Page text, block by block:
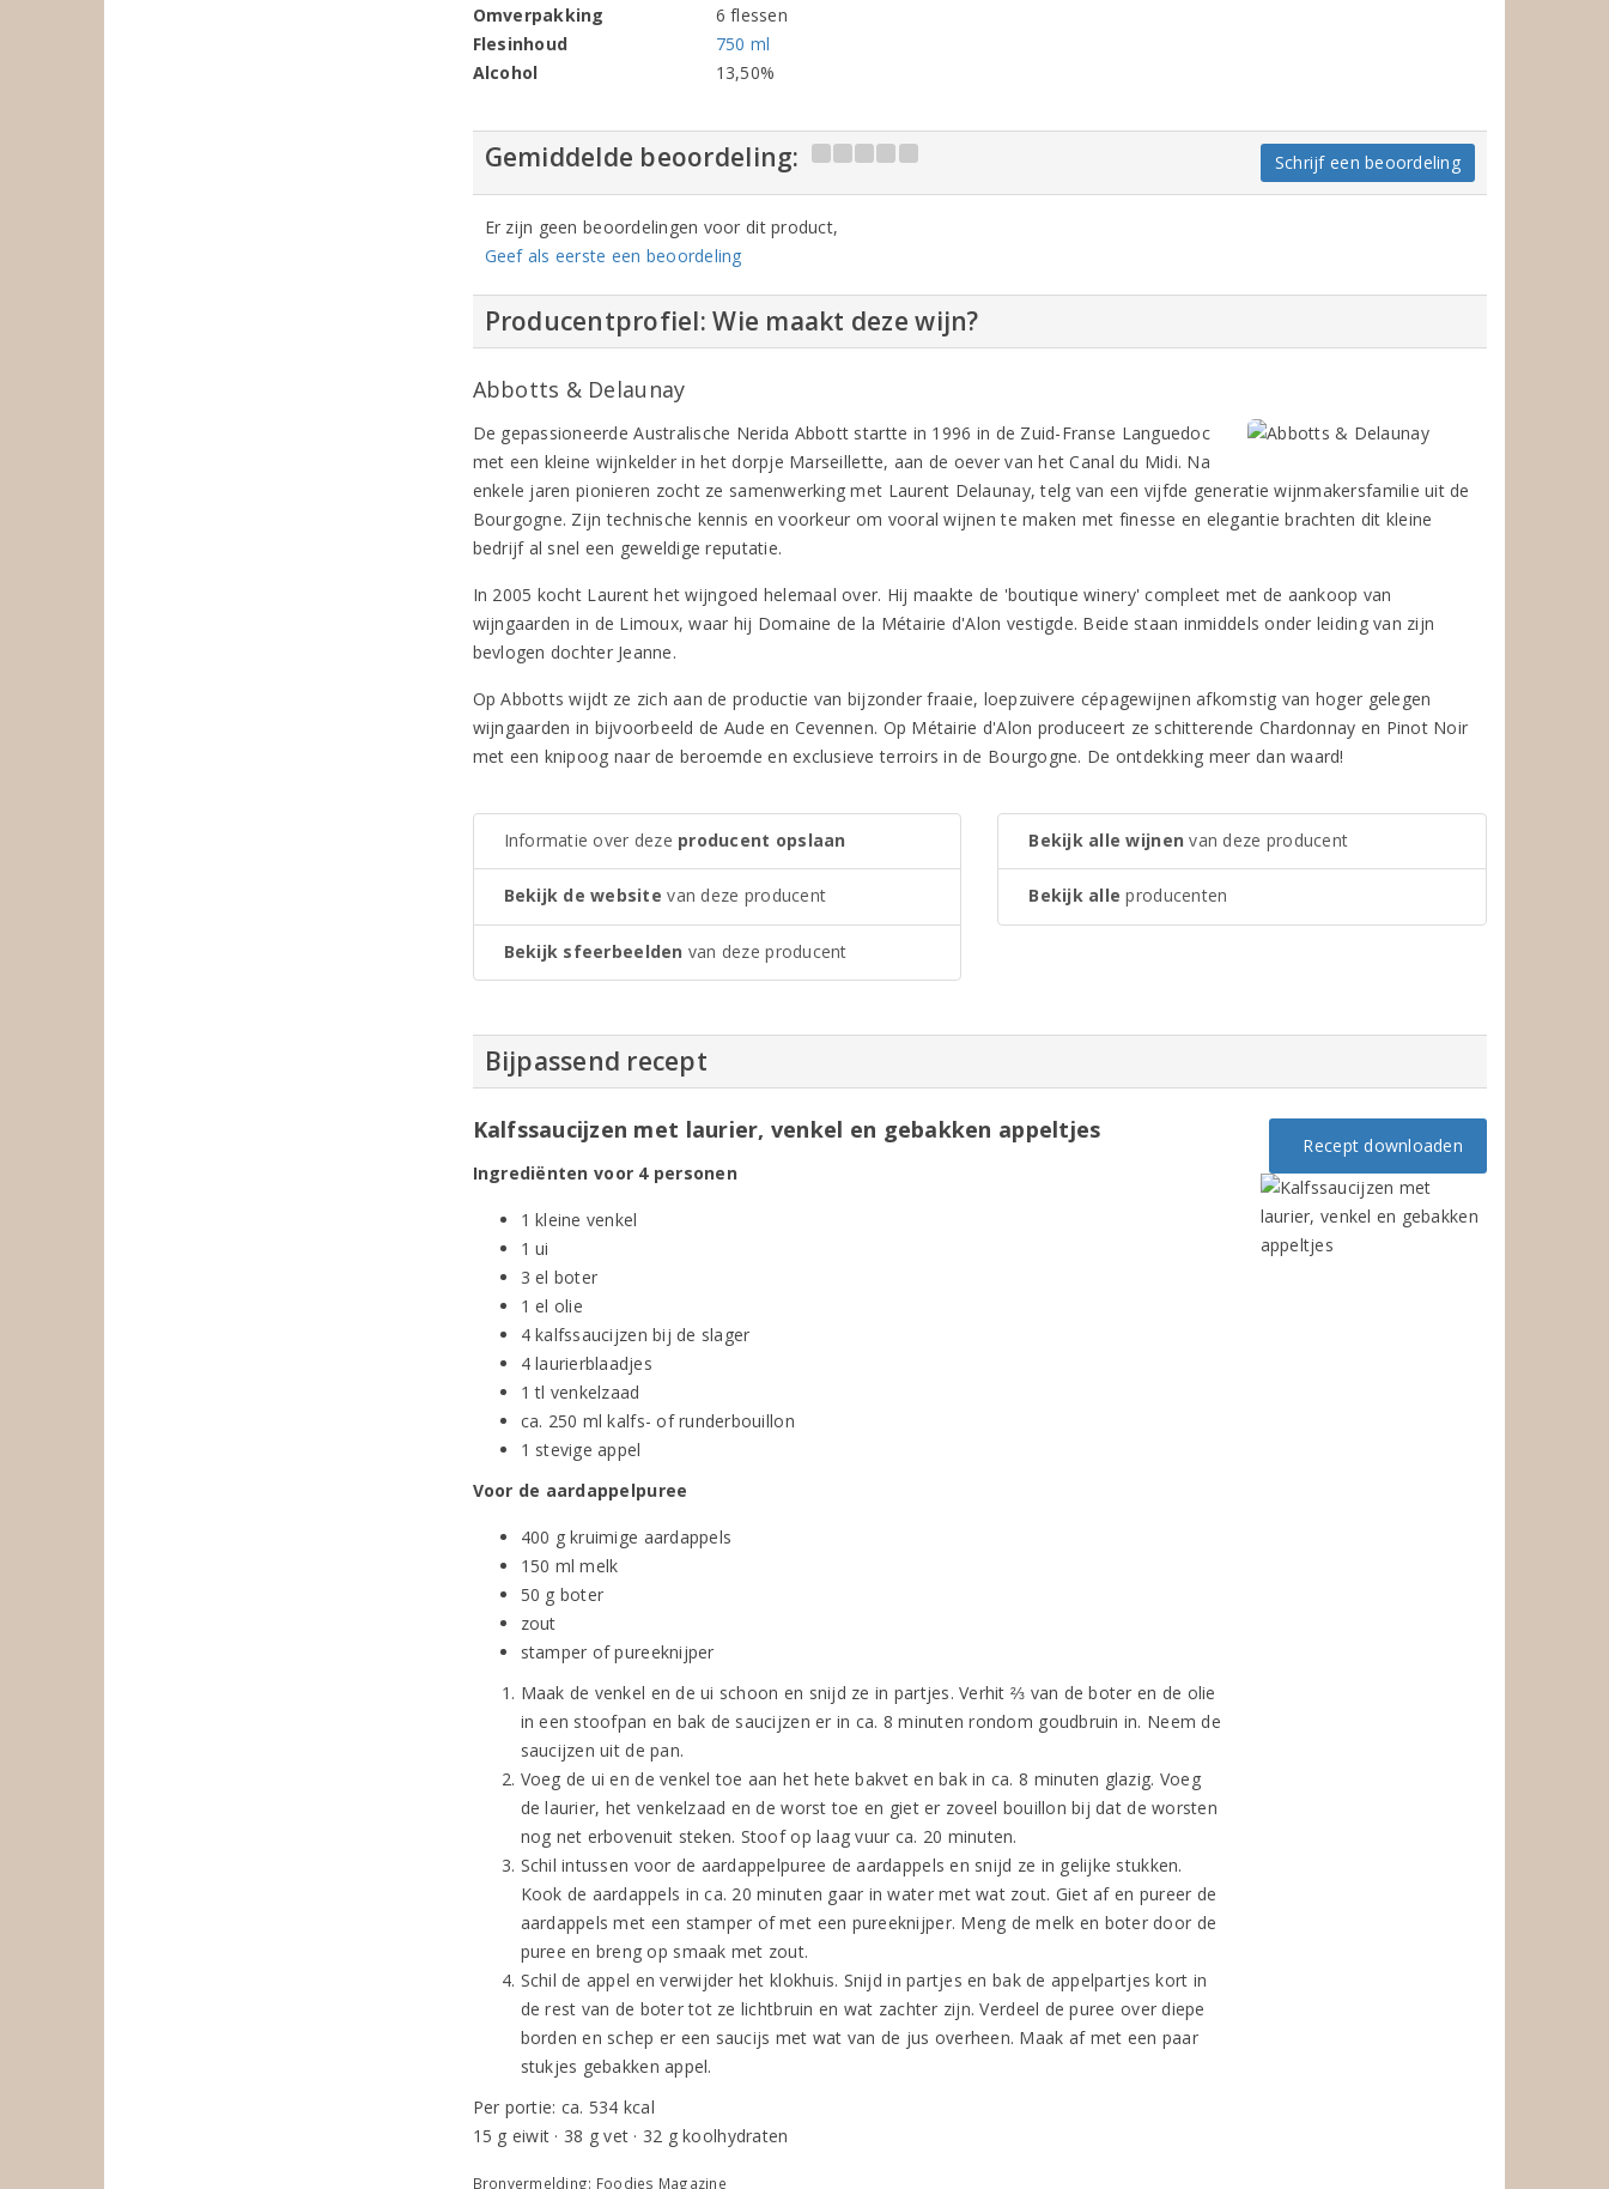
Omverpakking
6 flessen
Flesinhoud
750 ml
Alcohol
13,50%
Gemiddelde beoordeling: Schrijf een beoordeling
Er zijn geen beoordelingen voor dit product,
Geef als eerste een beoordeling
Producentprofiel: Wie maakt deze wijn?
Abbotts & Delaunay
De gepassioneerde Australische Nerida Abbott startte in 1996 in de Zuid-Franse Languedoc
met een kleine wijnkelder in het dorpje Marseillette, aan de oever van het Canal du Midi. Na
enkele jaren pionieren zocht ze samenwerking met Laurent Delaunay, telg van een vijfde generatie wijnmakersfamilie uit de
Bourgogne. Zijn technische kennis en voorkeur om vooral wijnen te maken met finesse en elegantie brachten dit kleine
bedrijf al snel een geweldige reputatie.
In 2005 kocht Laurent het wijngoed helemaal over. Hij maakte de 'boutique winery' compleet met de aankoop van
wijngaarden in de Limoux, waar hij Domaine de la Métairie d'Alon vestigde. Beide staan inmiddels onder leiding van zijn
bevlogen dochter Jeanne.
Op Abbotts wijdt ze zich aan de productie van bijzonder fraaie, loepzuivere cépagewijnen afkomstig van hoger gelegen
wijngaarden in bijvoorbeeld de Aude en Cevennen. Op Métairie d'Alon produceert ze schitterende Chardonnay en Pinot Noir
met een knipoog naar de beroemde en exclusieve terroirs in de Bourgogne. De ontdekking meer dan waard!
Informatie over deze producent opslaan
Bekijk de website van deze producent
Bekijk sfeerbeelden van deze producent
Bekijk alle wijnen van deze producent
Bekijk alle producenten
Bijpassend recept
Kalfssaucijzen met laurier, venkel en gebakken appeltjes
Ingrediënten voor 4 personen
1 kleine venkel
1 ui
3 el boter
1 el olie
4 kalfssaucijzen bij de slager
4 laurierblaadjes
1 tl venkelzaad
ca. 250 ml kalfs- of runderbouillon
1 stevige appel
Voor de aardappelpuree
400 g kruimige aardappels
150 ml melk
50 g boter
zout
stamper of pureeknijper
Maak de venkel en de ui schoon en snijd ze in partjes. Verhit ⅔ van de boter en de olie
in een stoofpan en bak de saucijzen er in ca. 8 minuten rondom goudbruin in. Neem de
saucijzen uit de pan.
Voeg de ui en de venkel toe aan het hete bakvet en bak in ca. 8 minuten glazig. Voeg
de laurier, het venkelzaad en de worst toe en giet er zoveel bouillon bij dat de worsten
nog net erbovenuit steken. Stoof op laag vuur ca. 20 minuten.
Schil intussen voor de aardappelpuree de aardappels en snijd ze in gelijke stukken.
Kook de aardappels in ca. 20 minuten gaar in water met wat zout. Giet af en pureer de
aardappels met een stamper of met een pureeknijper. Meng de melk en boter door de
puree en breng op smaak met zout.
Schil de appel en verwijder het klokhuis. Snijd in partjes en bak de appelpartjes kort in
de rest van de boter tot ze lichtbruin en wat zachter zijn. Verdeel de puree over diepe
borden en schep er een saucijs met wat van de jus overheen. Maak af met een paar
stukjes gebakken appel.
Per portie: ca. 534 kcal
15 g eiwit · 38 g vet · 32 g koolhydraten
Bronvermelding: Foodies Magazine
Recept downloaden